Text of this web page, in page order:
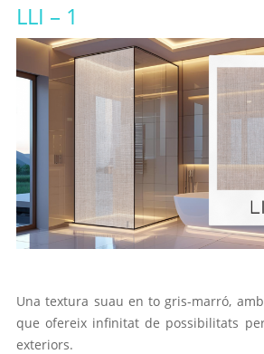
LLI – 1
Una textura suau en to gris-marró,
que ofereix infinitat de possibilitats
exteriors.